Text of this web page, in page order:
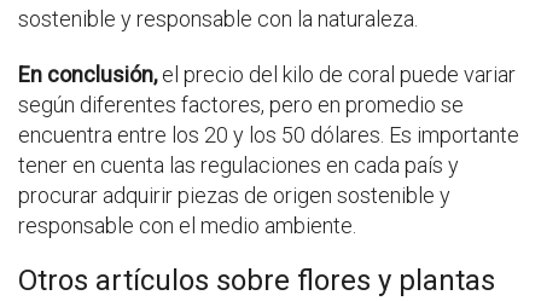
sostenible y responsable con la naturaleza.
En conclusión,el precio del kilo de coral puede variar
según diferentes factores, pero en promedio se
encuentra entre los 20 y los 50 dólares. Es importante
tener en cuenta las regulaciones en cada país y
procurar adquirir piezas de origen sostenible y
responsable con el medio ambiente.
Otros artículos sobre flores y plantas